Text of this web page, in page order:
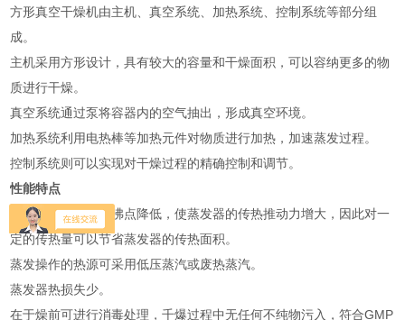
方形真空干燥机由主机、真空系统、加热系统、控制系统等部分组
成。
主机采用方形设计，具有较大的容量和干燥面积，可以容纳更多的物
质进行干燥。
真空系统通过泵将容器内的空气抽出，形成真空环境。
加热系统利用电热棒等加热元件对物质进行加热，加速蒸发过程。
控制系统则可以实现对干燥过程的精确控制和调节。
性能特点
真空下物料溶液的沸点降低，使蒸发器的传热推动力增大，因此对一
定的传热量可以节省蒸发器的传热面积。
蒸发操作的热源可采用低压蒸汽或废热蒸汽。
蒸发器热损失少。
在于燥前可进行消毒处理，千爆过程中无任何不纯物污入，符合GMP